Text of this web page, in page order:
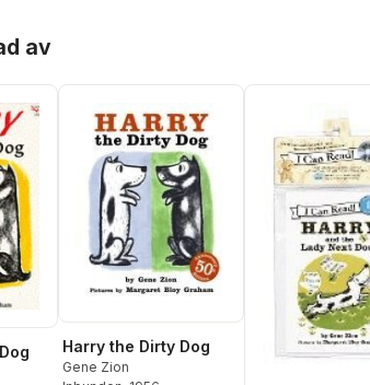
av
Harry the Dirty Dog
Gene Zion